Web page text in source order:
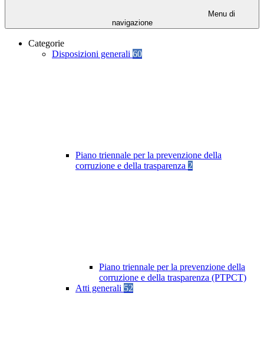
Menu di
navigazione
Categorie
Disposizioni generali 60
Piano triennale per la prevenzione della
corruzione e della trasparenza 2
Piano triennale per la prevenzione della
corruzione e della trasparenza (PTPCT)
Atti generali 52